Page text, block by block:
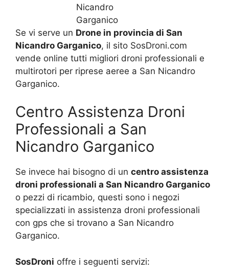
Se vi serve un Drone in provincia di San
Nicandro Garganico, il sito SosDroni.com
vende online tutti migliori droni professionali e
multirotori per riprese aeree a San Nicandro
Garganico.
Centro Assistenza Droni
Professionali a San
Nicandro Garganico
Se invece hai bisogno di un centro assistenza
droni professionali a San Nicandro Garganico
o pezzi di ricambio, questi sono i negozi
specializzati in assistenza droni professionali
con gps che si trovano a San Nicandro
Garganico.
SosDroni offre i seguenti servizi: